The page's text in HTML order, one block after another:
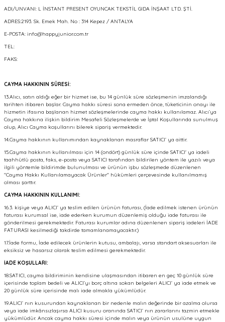
ADI/UNVANI: L İNSTANT PRESENT OYUNCAK TEKSTİL GIDA İNŞAAT LTD. ŞTİ.
ADRES:2193. Sk. Emek Mah. No : 314 Kepez / ANTALYA
E-POSTA: info@happyjunior.com.tr
TEL:
FAKS:
CAYMA HAKKININ SÜRESİ:
13.Alıcı, satın aldığı eğer bir hizmet ise, bu 14 günlük süre sözleşmenin imzalandığı
tarihten itibaren başlar. Cayma hakkı süresi sona ermeden önce, tüketicinin onayı ile
hizmetin ifasına başlanan hizmet sözleşmelerinde cayma hakkı kullanılamaz. Alıcı’ya
Cayma hakkına ilişkin bildirim Mesafeli Sözleşmelerde ve İptal Koşullarında sunulmuş
olup, Alıcı Cayma koşullarını bilerek sipariş vermektedir.
14.Cayma hakkının kullanımından kaynaklanan masraflar SATICI’ ya aittir.
15.Cayma hakkının kullanılması için 14 (ondört) günlük süre içinde SATICI' ya iadeli
taahhütlü posta, faks, e-posta veya SATICI tarafından bildirilen yöntem ile yazılı veya
ilgili yöntemle bildirimde bulunulması ve ürünün işbu sözleşmede düzenlenen
"Cayma Hakkı Kullanılamayacak Ürünler" hükümleri çerçevesinde kullanılmamış
olması şarttır.
CAYMA HAKKININ KULLANIMI:
16.3. kişiye veya ALICI’ ya teslim edilen ürünün faturası, (İade edilmek istenen ürünün
faturası kurumsal ise, iade ederken kurumun düzenlemiş olduğu iade faturası ile
gönderilmesi gerekmektedir. Faturası kurumlar adına düzenlenen sipariş iadeleri İADE
FATURASI kesilmediği takdirde tamamlanamayacaktır.)
17.İade formu, İade edilecek ürünlerin kutusu, ambalajı, varsa standart aksesuarları ile
eksiksiz ve hasarsız olarak teslim edilmesi gerekmektedir.
İADE KOŞULLARI:
18.SATICI, cayma bildiriminin kendisine ulaşmasından itibaren en geç 10 günlük süre
içerisinde toplam bedeli ve ALICI’yı borç altına sokan belgeleri ALICI’ ya iade etmek ve
20 günlük süre içerisinde malı iade almakla yükümlüdür.
19.ALICI’ nın kusurundan kaynaklanan bir nedenle malın değerinde bir azalma olursa
veya iade imkânsızlaşırsa ALICI kusuru oranında SATICI’ nın zararlarını tazmin etmekle
yükümlüdür. Ancak cayma hakkı süresi içinde malın veya ürünün usulüne uygun